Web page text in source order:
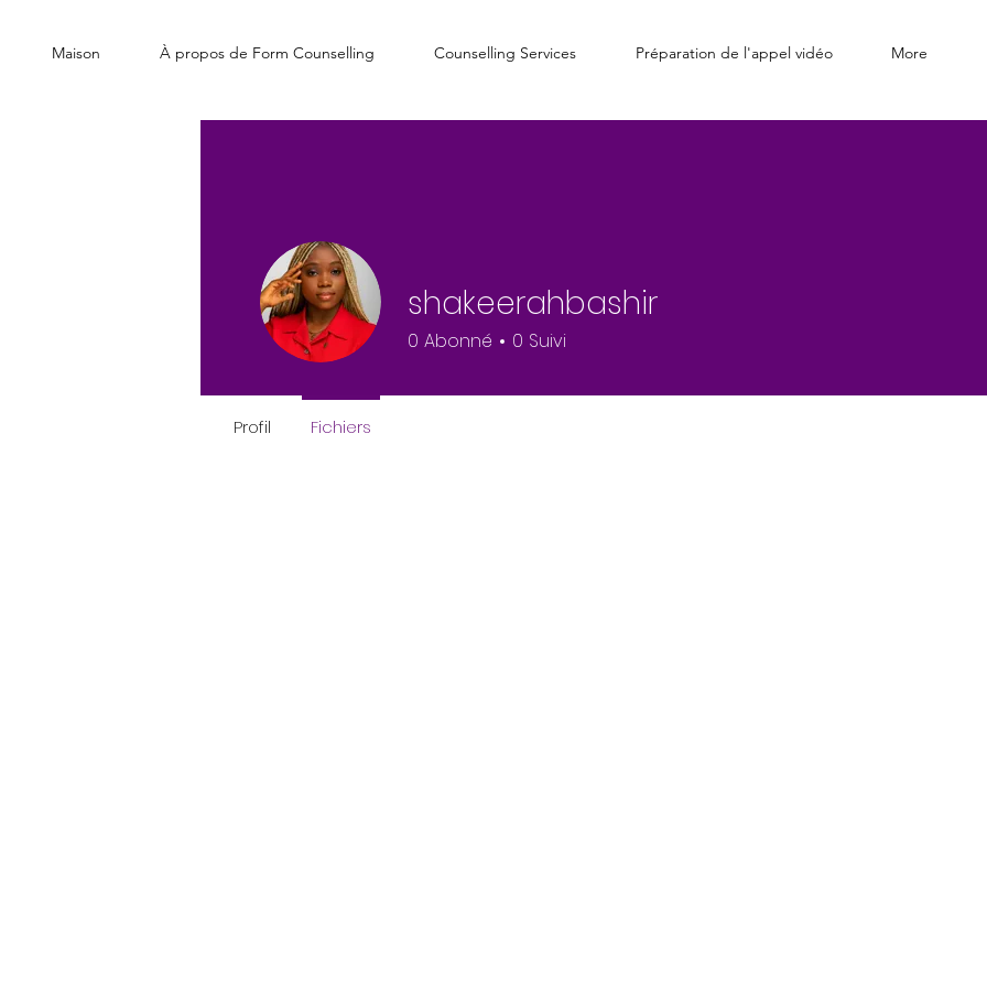
Maison À propos de Form Counselling Counselling Services Préparation de l'appel vidéo More
shakeerahbashir
0 Abonné 0 Suivi
Profil Fichiers